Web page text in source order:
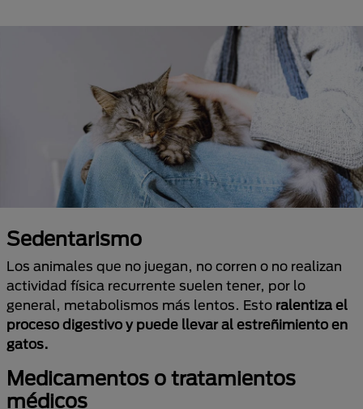
Sedentarismo
Los animales que no juegan, no corren o no realizan
actividad física recurrente suelen tener, por lo
general, metabolismos más lentos. Esto ralentiza el
proceso digestivo y puede llevar al estreñimiento en
gatos.
Medicamentos o tratamientos
médicos